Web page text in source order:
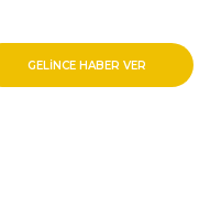
GELİNCE HABER VER